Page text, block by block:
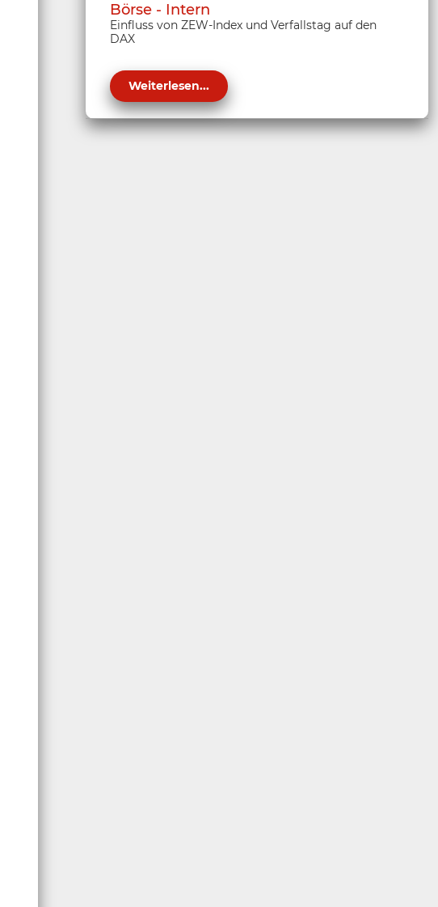
Börse - Intern
Einfluss von ZEW-Index und Verfallstag auf den
DAX
Weiterlesen...